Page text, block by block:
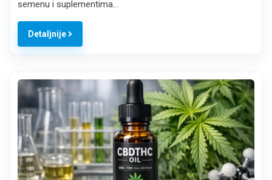
semenu i suplementima…
Detaljnije